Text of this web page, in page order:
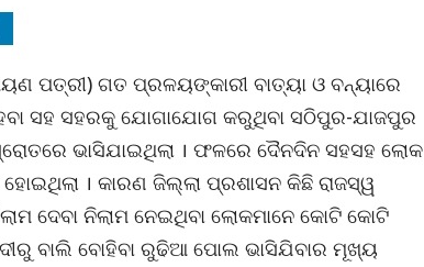
ପତ୍ରୀ) ଗତ ପ୍ରଳୟଙ୍କାରୀ ବାତ୍ୟା ଓ ବନ୍ୟାରେ
ସହ ସହରକୁ ଯୋଗାଯୋଗ କରୁଥିବା ସଠିପୁର-ଯାଜପୁର
ଭାସିଯାଇଥିଲା । ଫଳରେ ଦୈନଦିନ ସହସହ ଲୋକ
। କାରଣ ଜିଲ୍ଲା ପ୍ରଶାସନ କିଛି ରାଜସ୍ୱ
ଦେବା ନିଲାମ ନେଇଥିବା ଲୋକମାନେ କୋଟି କୋଟି
ବାଲି ବୋହିବା ରୁଢିଆ ପୋଲ ଭାସିଯିବାର ମୂଖ୍ୟ